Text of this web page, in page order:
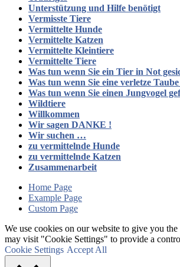
Unterstützung und Hilfe benötigt
Vermisste Tiere
Vermittelte Hunde
Vermittelte Katzen
Vermittelte Kleintiere
Vermittelte Tiere
Was tun wenn Sie ein Tier in Not
Was tun wenn Sie eine verletze
Was tun wenn Sie einen Jungvogel
Wildtiere
Willkommen
Wir sagen DANKE !
Wir suchen …
zu vermittelnde Hunde
zu vermittelnde Katzen
Zusammenarbeit
Home Page
Example Page
Custom Page
We use cookies on our website to give you
may visit "Cookie Settings" to provide a
Cookie Settings Accept All